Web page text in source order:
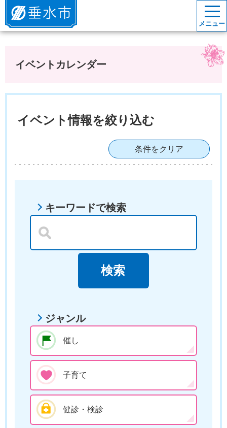
垂水市
メニュー
イベントカレンダー
イベント情報を絞り込む
条件をクリア
キーワードで検索
ジャンル
催し
子育て
健診・検診